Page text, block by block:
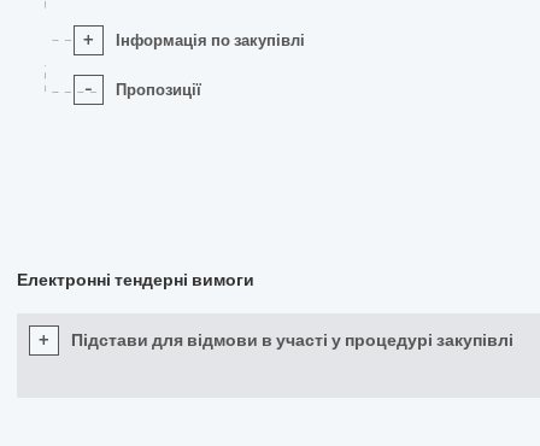
+ Інформація по закупівлі
- Пропозиції
Електронні тендерні вимоги
+ Підстави для відмови в участі у процедурі закупівлі